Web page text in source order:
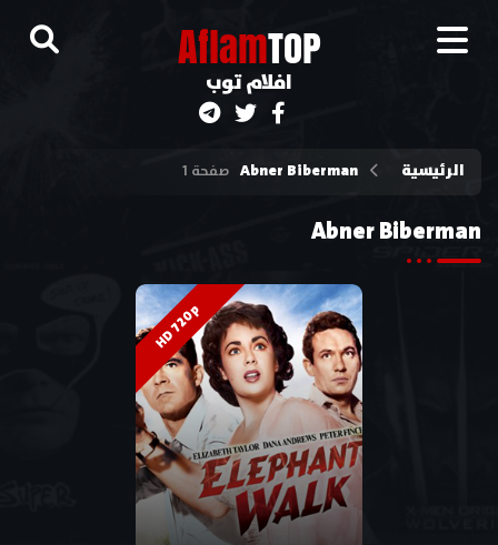
AflamTOP
افلام توب
الرئيسية Abner Biberman صفحة 1
Abner Biberman
HD 720p